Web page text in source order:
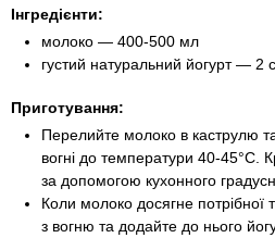
Інгредієнти:
молоко — 400-500 мл
густий натуральний йогурт — 2
Приготування:
Перелийте молоко в каструлю
вогні до температури 40-45°C.
за допомогою кухонного
Коли молоко досягне потрібної
з вогню та додайте до нього